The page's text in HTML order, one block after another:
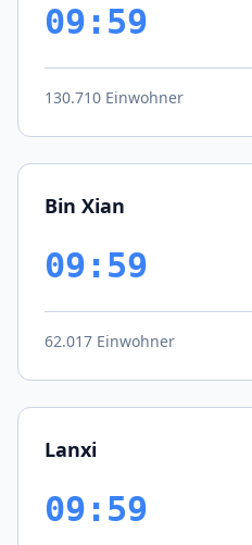
09:59
130.710 Einwohner
Bin Xian
09:59
62.017 Einwohner
Lanxi
09:59